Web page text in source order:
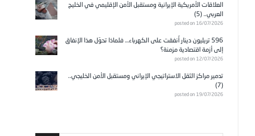
العلاقات الأمريكية الإيرانية ومستقبل الأمن الإقليمي في الخليج
العربي.. (5)
posted on 16/07/2026
596 تريليون دينار أُنفقت على الكهرباء… فلماذا تحوّل هذا الإنفاق
إلى أزمة اقتصادية مزمنة؟
posted on 12/07/2026
تدمير مراكز الثقل الاستراتيجي الإيراني ومستقبل الأمن الخليجي..
(7)
posted on 19/07/2026